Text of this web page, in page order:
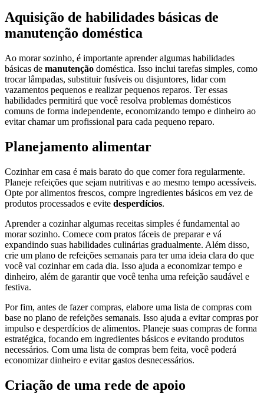
Aquisição de habilidades básicas de
manutenção doméstica
Ao morar sozinho, é importante aprender algumas habilidades
básicas de manutenção doméstica. Isso inclui tarefas simples, como
trocar lâmpadas, substituir fusíveis ou disjuntores, lidar com
vazamentos pequenos e realizar pequenos reparos. Ter essas
habilidades permitirá que você resolva problemas domésticos
comuns de forma independente, economizando tempo e dinheiro ao
evitar chamar um profissional para cada pequeno reparo.
Planejamento alimentar
Cozinhar em casa é mais barato do que comer fora regularmente.
Planeje refeições que sejam nutritivas e ao mesmo tempo acessíveis.
Opte por alimentos frescos, compre ingredientes básicos em vez de
produtos processados ​​e evite desperdícios.
Aprender a cozinhar algumas receitas simples é fundamental ao
morar sozinho. Comece com pratos fáceis de preparar e vá
expandindo suas habilidades culinárias gradualmente. Além disso,
crie um plano de refeições semanais para ter uma ideia clara do que
você vai cozinhar em cada dia. Isso ajuda a economizar tempo e
dinheiro, além de garantir que você tenha uma refeição saudável e
festiva.
Por fim, antes de fazer compras, elabore uma lista de compras com
base no plano de refeições semanais. Isso ajuda a evitar compras por
impulso e desperdícios de alimentos. Planeje suas compras de forma
estratégica, focando em ingredientes básicos e evitando produtos
necessários. Com uma lista de compras bem feita, você poderá
economizar dinheiro e evitar gastos desnecessários.
Criação de uma rede de apoio